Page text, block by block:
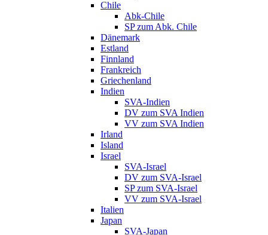
Chile
Abk-Chile
SP zum Abk. Chile
Dänemark
Estland
Finnland
Frankreich
Griechenland
Indien
SVA-Indien
DV zum SVA Indien
VV zum SVA Indien
Irland
Island
Israel
SVA-Israel
DV zum SVA-Israel
SP zum SVA-Israel
VV zum SVA-Israel
Italien
Japan
SVA-Japan